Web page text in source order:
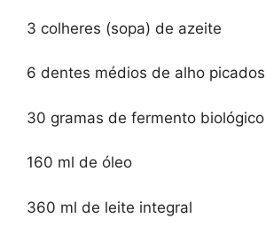
3 colheres (sopa) de azeite
6 dentes médios de alho picados
30 gramas de fermento
160 ml de óleo
360 ml de leite integral